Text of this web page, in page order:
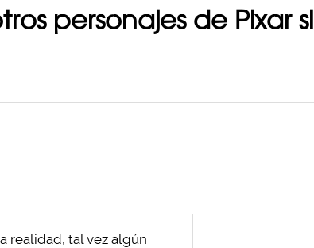
personajes de Pixar
realidad, tal vez algún